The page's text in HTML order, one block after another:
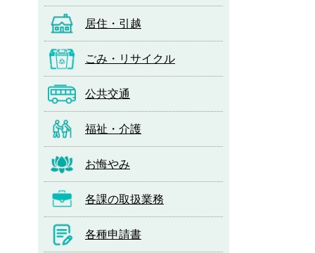
居住・引越
ごみ・リサイクル
公共交通
福祉・介護
お悔やみ
各課の取扱業務
各種申請書